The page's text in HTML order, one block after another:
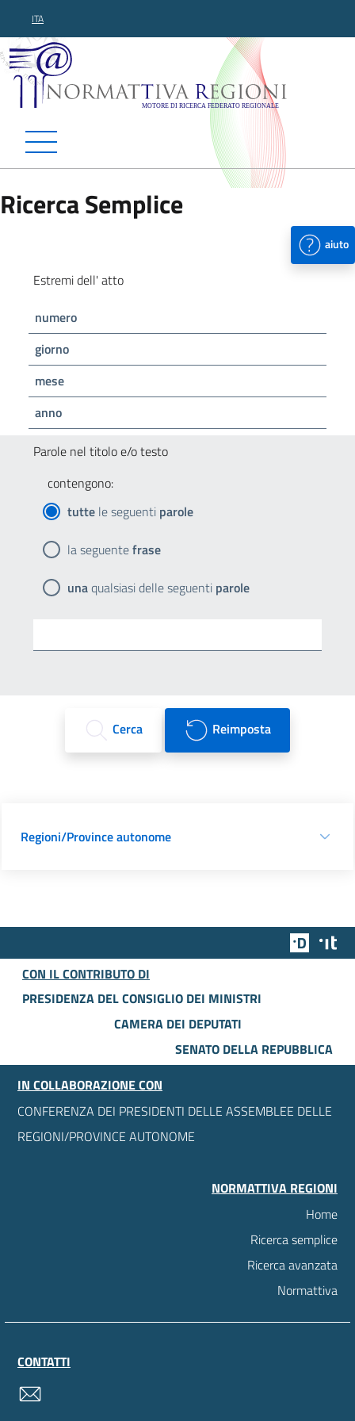
ITA
Normattiva Regioni -
Ricerca Semplice
aiuto
Estremi dell' atto
numero
giorno
mese
anno
Parole nel titolo e/o testo
contengono:
tutte le seguenti parole
la seguentefrase
unaqualsiasi delle seguenti parole
Cerca Reimposta
Regioni/Province autonome
Team
CON IL CONTRIBUTO DI
PRESIDENZA DEL CONSIGLIO DEI MINISTRI
CAMERA DEI DEPUTATI
SENATO DELLA REPUBBLICA
IN COLLABORAZIONE CON
CONFERENZA DEI PRESIDENTI DELLE ASSEMBLEE DELLE
REGIONI/PROVINCE AUTONOME
NORMATTIVA REGIONI
Home
Ricerca semplice
Ricerca avanzata
Normattiva
CONTATTI